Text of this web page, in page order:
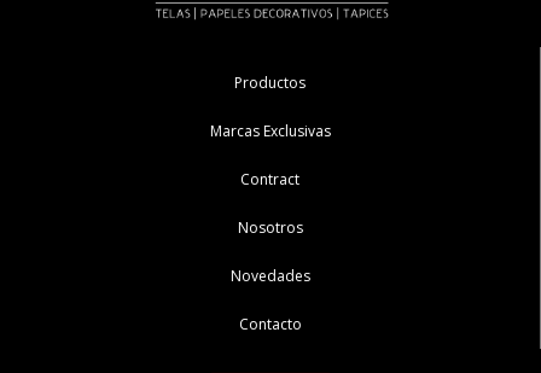
Productos
Marcas Exclusivas
Contract
Nosotros
Novedades
Contacto